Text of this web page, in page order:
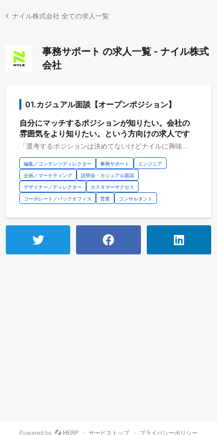
ナイル株式会社 全ての求人一覧
事務サポート の求人一覧 - ナイル株式
会社
01.カジュアル面談【オープンポジション】
自分にマッチするポジションが知りたい。会社の
雰囲気をより知りたい。という方向けの求人です
「選考するポジションは決めてないけどナイルに興味がある」「情報交換をしたい」「マッチするポジションがあるか知りたい」という方はこちらから応募をお願いします。 ご経歴やスキルを拝見し、マッチするポジションがある場合は人事とのカジュアル面談を調整させていただきます。 ＜ポジションイメージ＞ ・Webコンサルタント ・事業企画、経営企画 ・コーポレート（経理、法務、人事） ・マーケティング ・コンテンツディレクター ＜対象になる方＞ ・働き方や雰囲気など、求人では確認しづらい部分を含めて詳細を聞きたい ・今は転職活動をしていないが、今後のために情報収集をしたい ・自身にマッチするポジションがあるか直接確認をしたい など ＜詳細＞ ・30～60分程度のオンライン面談 ・希望に応じて以下のような内容を想定しています -会社説明 -募集職種のご案内 -キャリアの壁打ち -質疑応答 など ＜その他＞ ・あくまで情報交換の面談のため志望動機や自己PR等のご準備は必要ございません ・服装についても特に指定はございません ＜注意事項＞ 本ポジションは面談前に書類選考を実施させていただきます
編集／コンテンツディレクター 事務サポート
エンジニア
企画／マーケティング
説明会・カジュアル面談
デザイナー／ディレクター
カスタマーサクセス
コーポレート／バックオフィス
営業 コンサルタント
Powered by - サービストップ - プライバシーポリシー